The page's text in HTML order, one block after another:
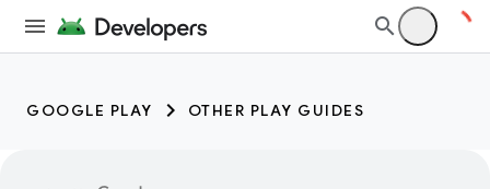
GOOGLE PLAY OTHER PLAY GUIDES